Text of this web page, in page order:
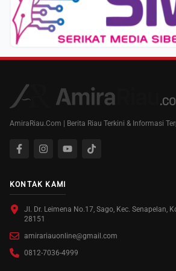
AmiraRiau.Com | Berita Riau Terkini & Informasi
KONTAK KAMI
Jl. Dr. Leimena No.17, Sago, Kec. Senapelan,
28151
amirariauonline@gmail.com
0812-7036-4999